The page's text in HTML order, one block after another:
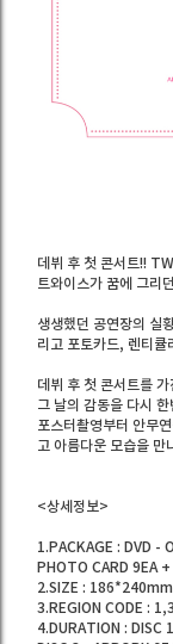
데뷔 후 첫 콘서트!!
트와이스가 꿈에 그리
생생했던 공연장의 실
리고 포토카드, 렌티큘
데뷔 후 첫 콘서트를
그 날의 감동을 다시
포스터촬영부터 안무
고 아름다운 모습을 만
<상세정보>
1.PACKAGE : DVD -
PHOTO CARD 9EA
2.SIZE : 186*240mm
3.REGION CODE : 1,3
4.DURATION : DISC